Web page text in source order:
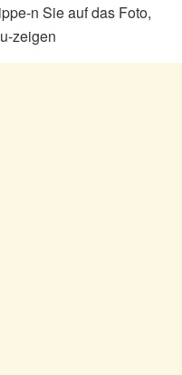
n Sie auf das Foto,
zeigen